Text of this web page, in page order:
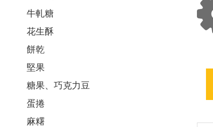
牛軋糖
花生酥
餅乾
堅果
糖果、巧克力豆
蛋捲
麻糬